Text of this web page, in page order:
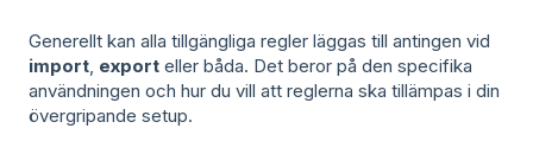
Generellt kan alla tillgängliga regler läggas till antingen vid
import, export eller båda. Det beror på den specifika
användningen och hur du vill att reglerna ska tillämpas i din
övergripande setup.